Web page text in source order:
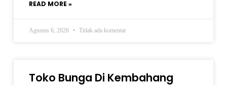
READ MORE »
Agustus 6, 2026 Tidak ada komentar
Toko Bunga Di Kembahang